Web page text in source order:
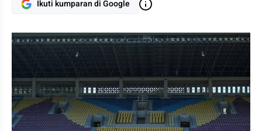
Ikuti kumparan di Google